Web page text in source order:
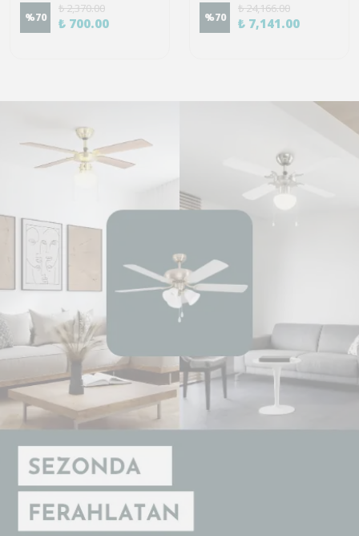
%70
₺ 2,370.00
₺ 700.00 %70
₺ 24,166.00
₺ 7,141.00